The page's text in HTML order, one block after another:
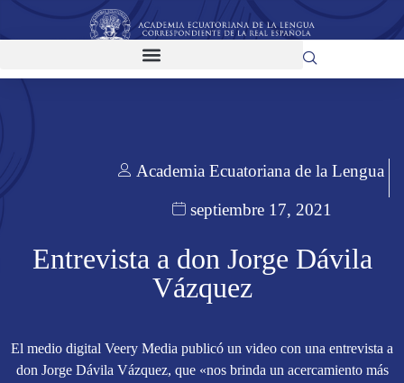
Academia Ecuatoriana de la Lengua
septiembre 17, 2021
Entrevista a don Jorge Dávila
Vázquez
El medio digital Veery Media publicó un video con una entrevista a
don Jorge Dávila Vázquez, que «nos brinda un acercamiento más